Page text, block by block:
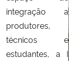
integração a
produtores,
técnicos e
estudantes, a I